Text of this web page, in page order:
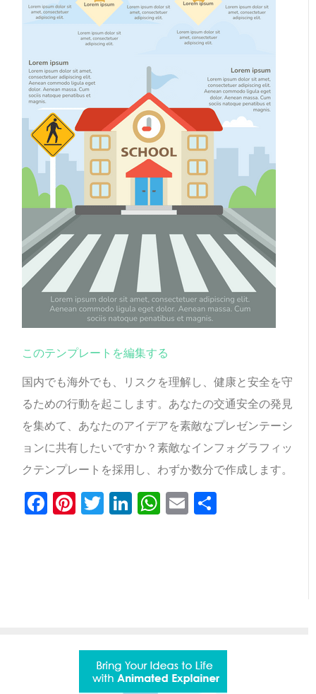
このテンプレートを編集する
国内でも海外でも、リスクを理解し、健康と安全を守
るための行動を起こします。あなたの交通安全の発見
を集めて、あなたのアイデアを素敵なプレゼンテーシ
ョンに共有したいですか？素敵なインフォグラフィッ
クテンプレートを採用し、わずか数分で作成します。
Facebook
Pinterest
Twitter
LinkedIn
WhatsApp
Email